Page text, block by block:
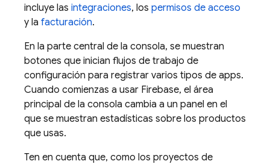
incluye las integraciones, los permisos de acceso
y la facturación.
En la parte central de la consola, se muestran
botones que inician flujos de trabajo de
configuración para registrar varios tipos de apps.
Cuando comienzas a usar Firebase, el área
principal de la consola cambia a un panel en el
que se muestran estadísticas sobre los productos
que usas.
Ten en cuenta que, como los proyectos de